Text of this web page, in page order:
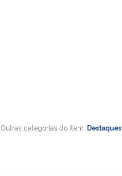
Outras categorias do item: Destaques